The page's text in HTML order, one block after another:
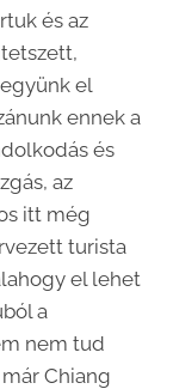
és az
el
ennek a
és
az
itt még
turista
el lehet
a
nem tud
Chiang